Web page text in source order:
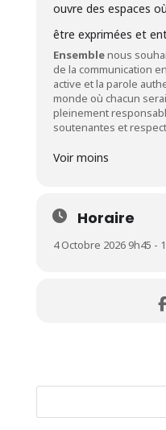
ouvre des espaces
être exprimées et
Ensemblenous
de la communication
active et la parole
monde où chacun
pleinement
soutenantes et
Voir moins
Horaire
4 Octobre 2026 9h45 -